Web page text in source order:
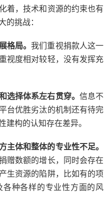
着，技术和资源的约束也有
的挑战：
格局。我们重视捐款人这一
视度相对较轻，没有发挥充
选择体系左右贯穿。 信息不
台优胜劣汰的机制还有待完
建构的认知存在差异。
主体和整体的专业性不足。
赠数额的增长，同时会存在
生资源的陷阱，比如有的项
种各样的专业性方面的风